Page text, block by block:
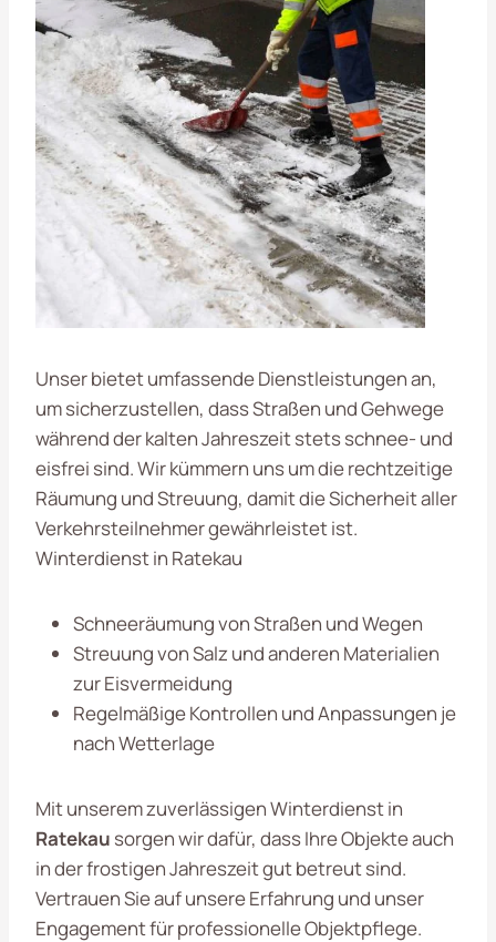
Unser bietet umfassende Dienstleistungen an,
um sicherzustellen, dass Straßen und Gehwege
während der kalten Jahreszeit stets schnee- und
eisfrei sind. Wir kümmern uns um die rechtzeitige
Räumung und Streuung, damit die Sicherheit aller
Verkehrsteilnehmer gewährleistet ist.
Winterdienst in Ratekau
Schneeräumung von Straßen und Wegen
Streuung von Salz und anderen Materialien
zur Eisvermeidung
Regelmäßige Kontrollen und Anpassungen je
nach Wetterlage
Mit unserem zuverlässigen Winterdienst in
Ratekau sorgen wir dafür, dass Ihre Objekte auch
in der frostigen Jahreszeit gut betreut sind.
Vertrauen Sie auf unsere Erfahrung und unser
Engagement für professionelle Objektpflege.